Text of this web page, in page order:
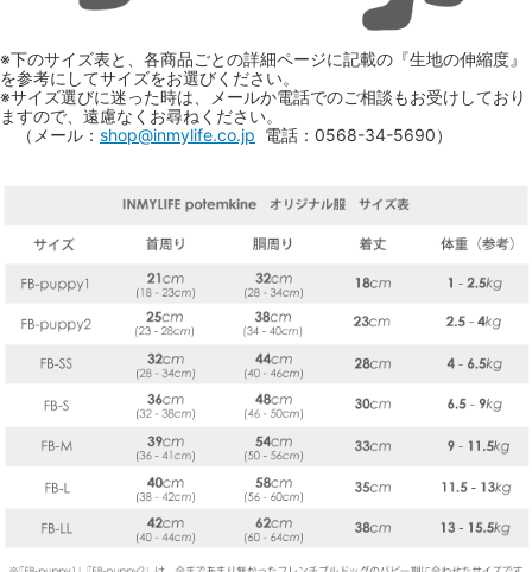
※下のサイズ表と、各商品ごとの詳細ページに記載の『生地の伸縮度』
を参考にしてサイズをお選びください。
※サイズ選びに迷った時は、メールか電話でのご相談もお受けしており
ますので、遠慮なくお尋ねください。
（メール： shop@inmylife.co.jp 電話：0568-34-5690）